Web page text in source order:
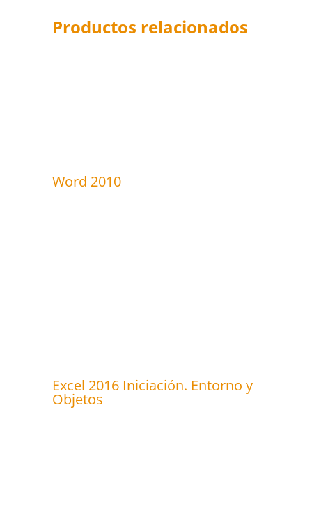
Productos relacionados
Word 2010
Excel 2016 Iniciación. Entorno y
Objetos